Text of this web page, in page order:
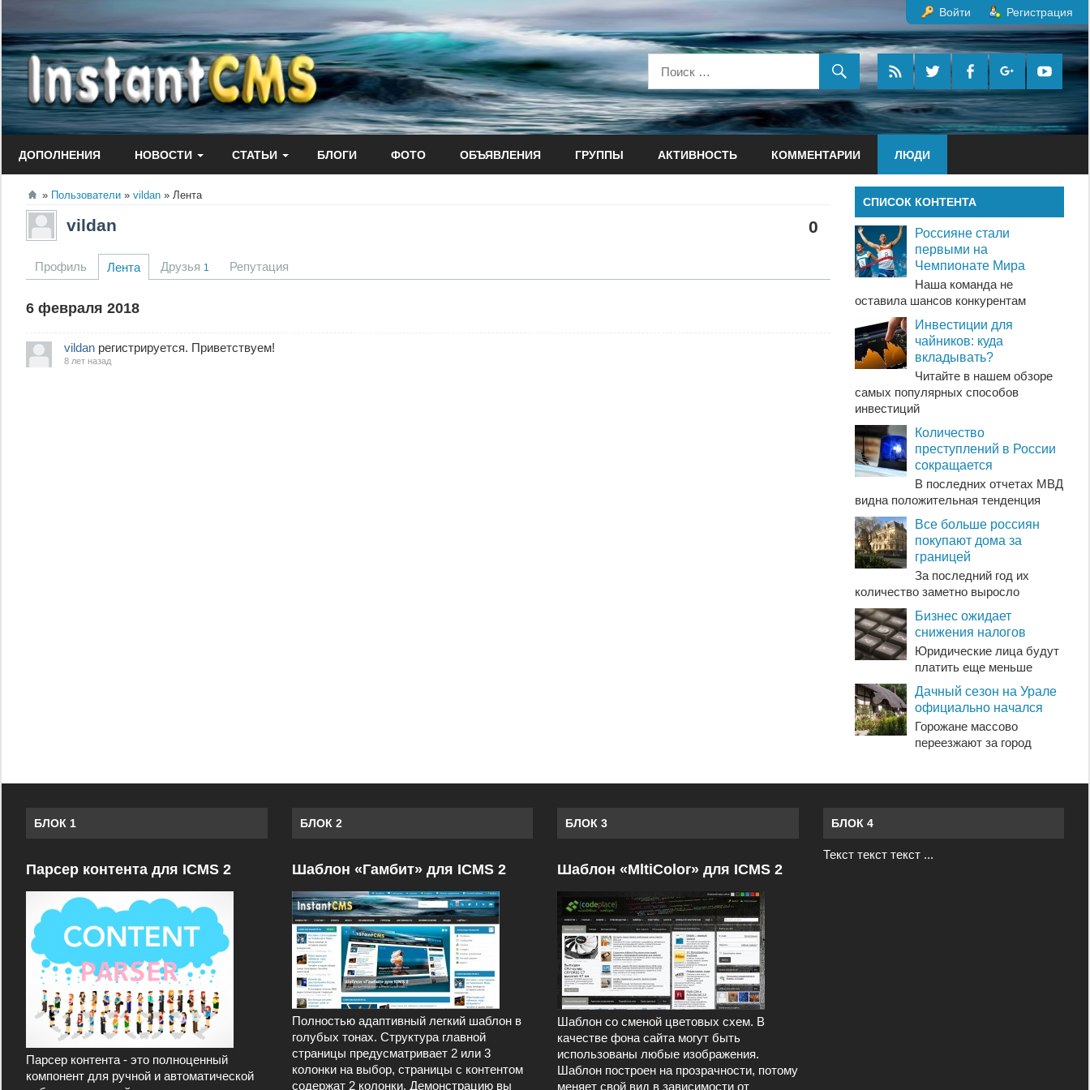
к
содержанию
Войти Регистрация
ДОПОЛНЕНИЯ НОВОСТИ СТАТЬИ БЛОГИ ФОТО ОБЪЯВЛЕНИЯ ГРУППЫ АКТИВНОСТЬ КОММЕНТАРИИ ЛЮДИ
Пользователи vildan Лента
0
vildan
Профиль Лента Друзья 1 Репутация
6 февраля 2018
vildan регистрируется. Приветствуем!
8 лет назад
СПИСОК КОНТЕНТА
Россияне стали
первыми на
Чемпионате Мира
Наша команда не
оставила шансов конкурентам
Инвестиции для
чайников: куда
вкладывать?
Читайте в нашем обзоре
самых популярных способов
инвестиций
Количество
преступлений в России
сокращается
В последних отчетах МВД
видна положительная тенденция
Все больше россиян
покупают дома за
границей
За последний год их
количество заметно выросло
Бизнес ожидает
снижения налогов
Юридические лица будут
платить еще меньше
Дачный сезон на Урале
официально начался
Горожане массово
переезжают за город
БЛОК 1
Парсер контента для ICMS 2
Парсер контента - это полноценный
компонент для ручной и автоматической
БЛОК 2
Шаблон «Гамбит» для ICMS 2
Полностью адаптивный легкий шаблон в
голубых тонах. Структура главной
страницы предусматривает 2 или 3
колонки на выбор, страницы с контентом
содержат 2 колонки. Демонстрацию вы
БЛОК 3
Шаблон «MltiColor» для ICMS 2
Шаблон со сменой цветовых схем. В
качестве фона сайта могут быть
использованы любые изображения.
Шаблон построен на прозрачности, потому
меняет свой вид в зависимости от
БЛОК 4
Текст текст текст ...